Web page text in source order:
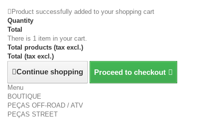
Product successfully added to your shopping cart
Quantity
Total
There is 1 item in your cart.
Total products (tax excl.)
Total (tax excl.)
Continue shopping Proceed to checkout
Menu
BOUTIQUE
PEÇAS OFF-ROAD / ATV
PEÇAS STREET